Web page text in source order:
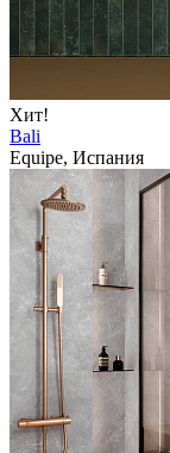
Хит!
Bali
Equipe, Испания